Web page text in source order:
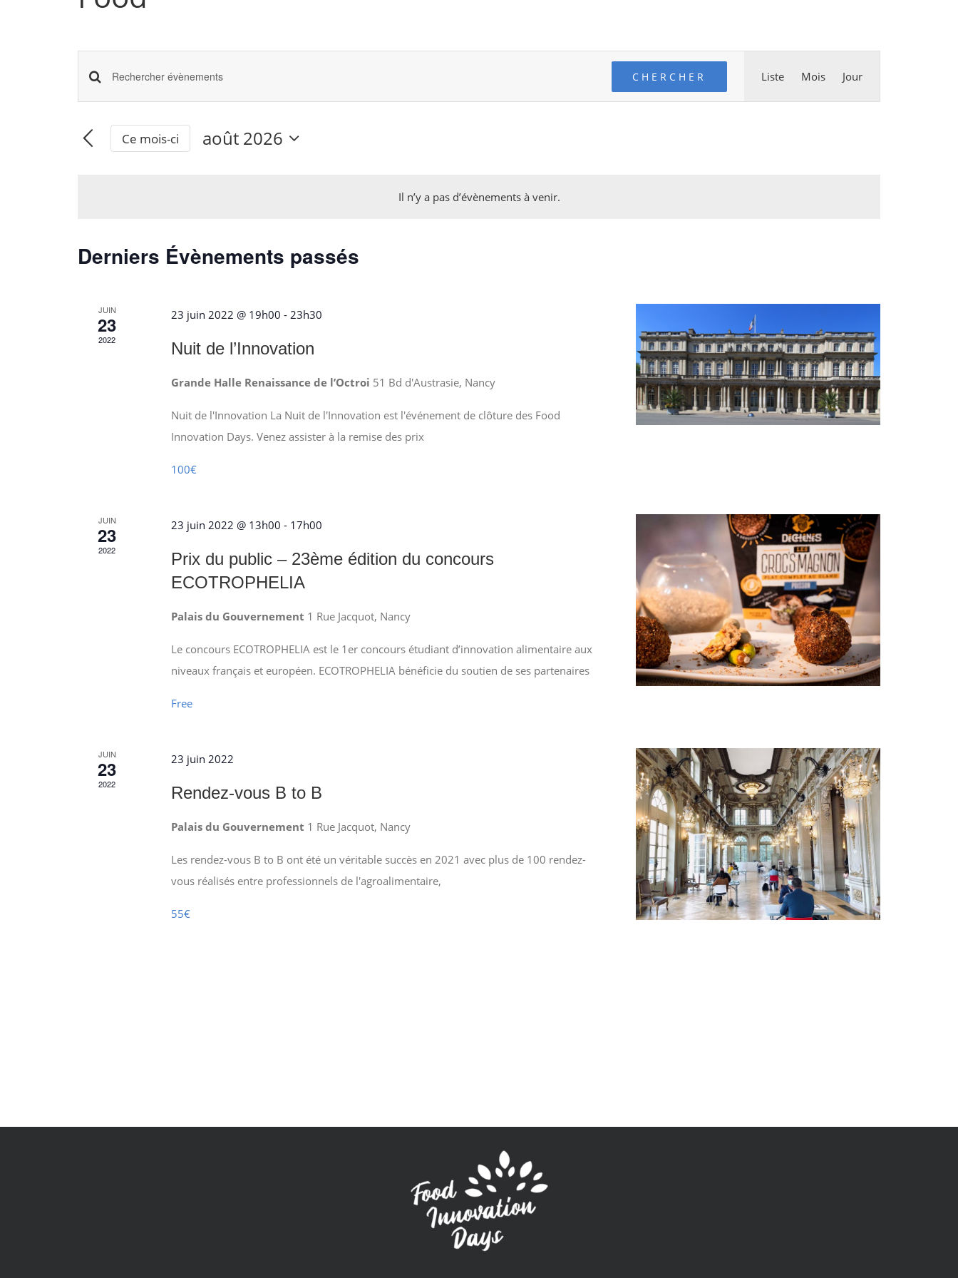
Il n’y a pas d’évènements à venir.
Recherche
et
Évènements
Saisir
clé.
Rechercher
CHERCHER Liste Mois Jour
Ce mois-ci
août 2026
Derniers Évènements passés
JUIN
23
2022
23 juin 2022 @ 19h00 - 23h30
Nuit de l’Innovation
Grande Halle Renaissance de l’Octroi 51 Bd d'Austrasie, Nancy
Nuit de l'Innovation La Nuit de l'Innovation est l'événement de clôture des Food
Innovation Days. Venez assister à la remise des prix
100€
JUIN
23
2022
23 juin 2022 @ 13h00 - 17h00
Prix du public – 23ème édition du concours
ECOTROPHELIA
Palais du Gouvernement 1 Rue Jacquot, Nancy
Le concours ECOTROPHELIA est le 1er concours étudiant d’innovation alimentaire aux
niveaux français et européen. ECOTROPHELIA bénéficie du soutien de ses partenaires
Free
JUIN
23
2022
23 juin 2022
Rendez-vous B to B
Palais du Gouvernement 1 Rue Jacquot, Nancy
Les rendez-vous B to B ont été un véritable succès en 2021 avec plus de 100 rendez-
vous réalisés entre professionnels de l'agroalimentaire,
55€